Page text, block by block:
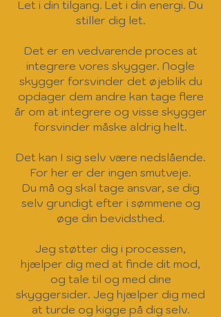
Let i din tilgang. Let i din energi. Du
stiller dig let.
Det er en vedvarende proces at
integrere vores skygger. Nogle
skygger forsvinder det øjeblik du
opdager dem andre kan tage flere
år om at integrere og visse skygger
forsvinder måske aldrig helt.
Det kan I sig selv være nedslående.
For her er der ingen smutveje.
Du må og skal tage ansvar, se dig
selv grundigt efter i sømmene og
øge din bevidsthed.
Jeg støtter dig i processen,
hjælper dig med at finde dit mod,
og tale til og med dine
skyggersider. Jeg hjælper dig med
at turde og kigge på dig selv.